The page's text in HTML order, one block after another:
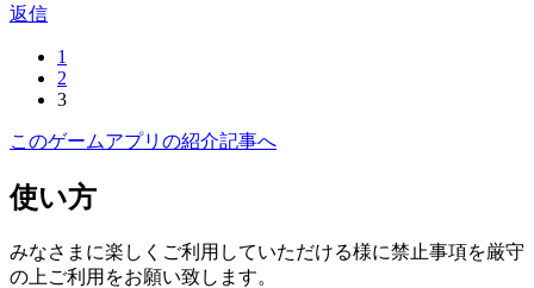
返信
1
2
3
このゲームアプリの紹介記事へ
使い方
みなさまに楽しくご利用していただける様に禁止事項を厳守
の上ご利用をお願い致します。